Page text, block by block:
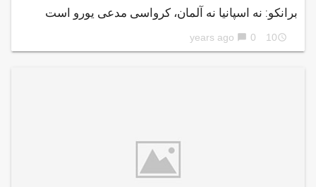
برانکو: نه اسپانیا نه آلمان، کرواسی مدعی یورو است
access_time
10 years ago
chat_bubble 0